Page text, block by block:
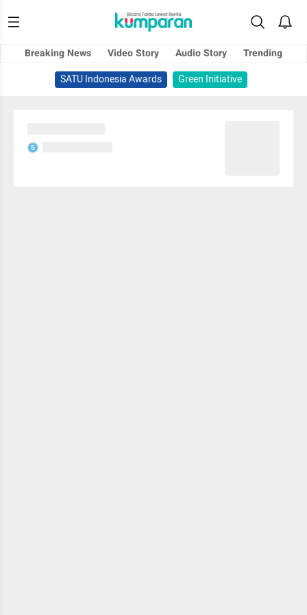
Breaking News Video Story Audio Story
Trending
SATU Indonesia Awards
Green Initiative
S